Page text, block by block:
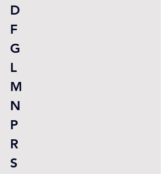
D
F
G
L
M
N
P
R
S